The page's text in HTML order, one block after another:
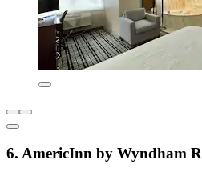
6. AmericInn by Wyndham